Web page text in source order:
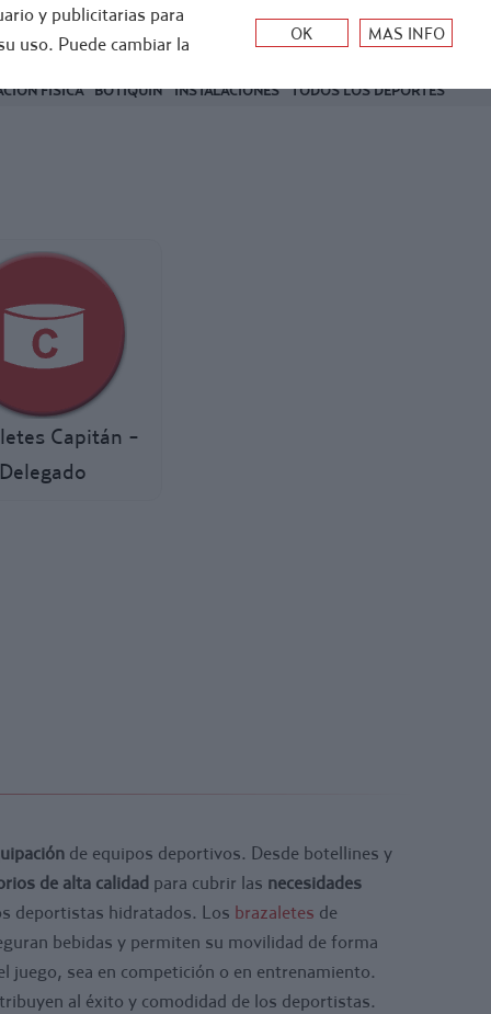
Mi cuenta
FÍSICA BOTIQUÍN INSTALACIONES TODOS LOS DEPORTES
Capitán -
Delegado
de equipos deportivos. Desde botellines y
de alta calidad para cubrir las necesidades
deportistas hidratados. Los brazaletes de
bebidas y permiten su movilidad de forma
juego, sea en competición o en entrenamiento.
al éxito y comodidad de los deportistas.
y publicitarias para
uso. Puede cambiar la